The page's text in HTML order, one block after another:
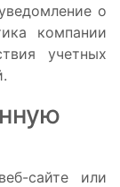
о
компании
учетных
сайте или